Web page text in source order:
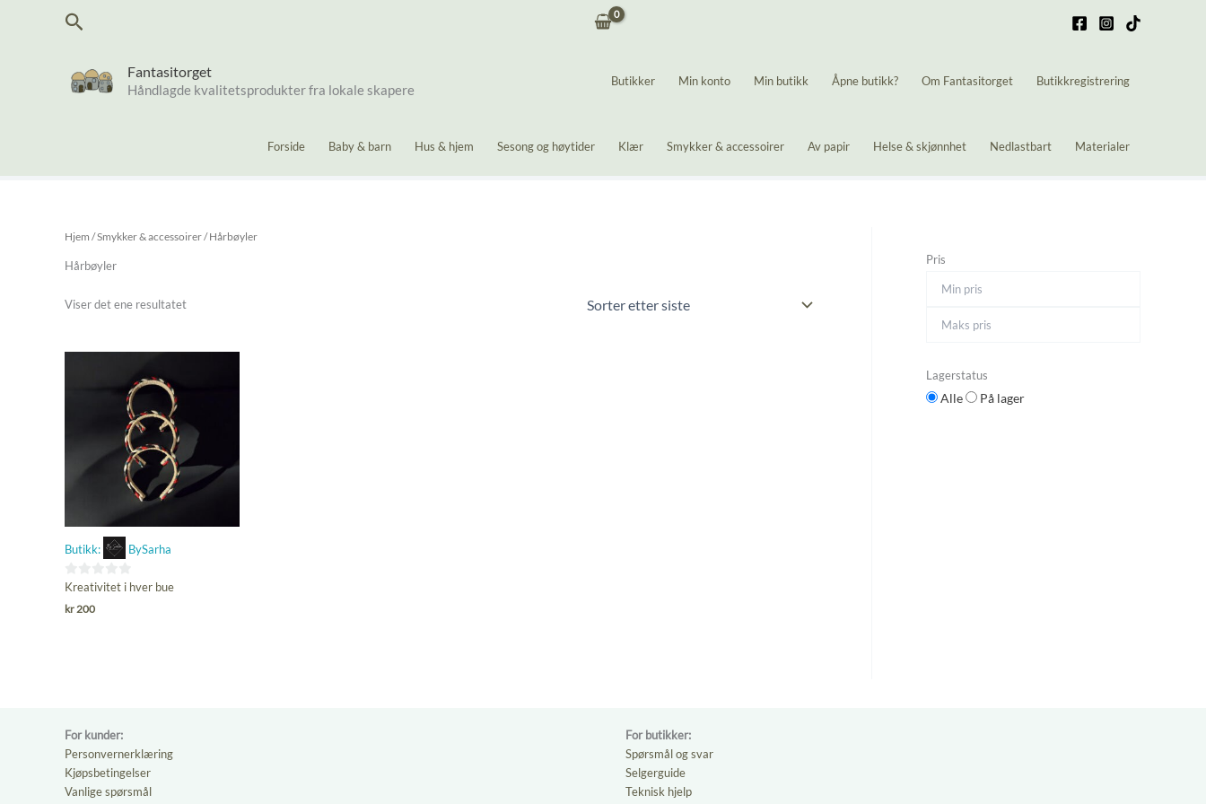
Søk
Fantasitorget
Håndlagde kvalitetsprodukter fra lokale skapere
Butikker Min konto Min butikk Åpne butikk? Om Fantasitorget Butikkregistrering
Forside Baby & barn Hus & hjem Sesong og høytider Klær Smykker & accessoirer Av papir Helse & skjønnhet Nedlastbart Materialer
Hjem /Smykker & accessoirer/ Hårbøyler
Hårbøyler
Viser det ene resultatet
Butikk: BySarha
0
ut
Kreativitet i hver bue
kr 200
Pris
Lagerstatus
Alle På lager
For kunder:
Personvernerklæring
Kjøpsbetingelser
Vanlige spørsmål
For butikker:
Spørsmål og svar
Selgerguide
Teknisk hjelp